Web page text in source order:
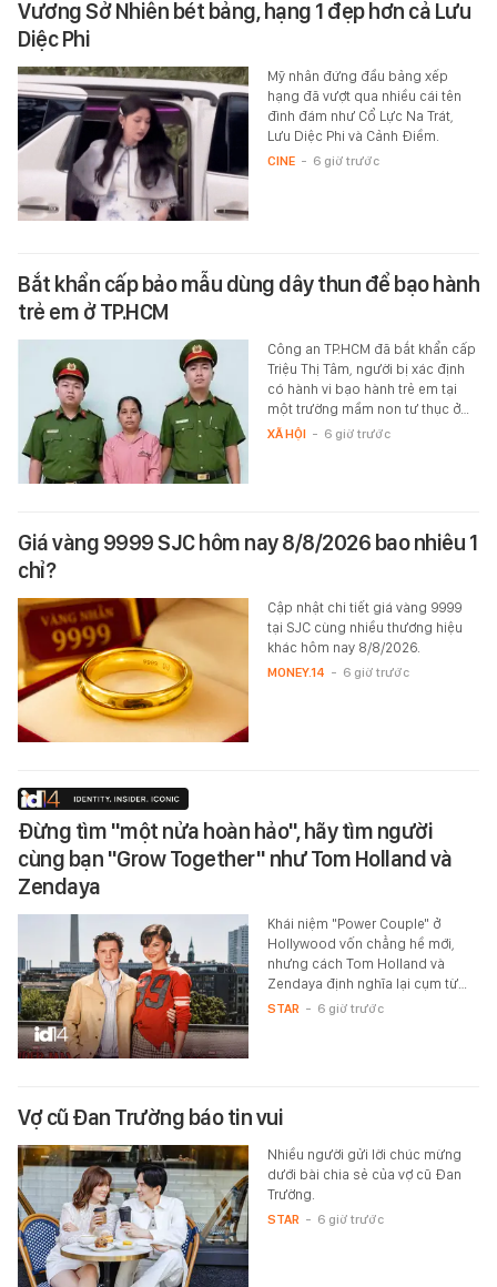
Vương Sở Nhiên bét bảng, hạng 1 đẹp hơn cả Lưu
Diệc Phi
Mỹ nhân đứng đầu bảng xếp
hạng đã vượt qua nhiều cái tên
đình đám như Cổ Lực Na Trát,
Lưu Diệc Phi và Cảnh Điềm.
CINE - 6 giờ trước
Bắt khẩn cấp bảo mẫu dùng dây thun để bạo hành
trẻ em ở TP.HCM
Công an TP.HCM đã bắt khẩn cấp
Triệu Thị Tâm, người bị xác định
có hành vi bạo hành trẻ em tại
một trường mầm non tư thục ở…
XÃ HỘI - 6 giờ trước
Giá vàng 9999 SJC hôm nay 8/8/2026 bao nhiêu 1
chỉ?
Cập nhật chi tiết giá vàng 9999
tại SJC cùng nhiều thương hiệu
khác hôm nay 8/8/2026.
MONEY.14 - 6 giờ trước
Đừng tìm "một nửa hoàn hảo", hãy tìm người
cùng bạn "Grow Together" như Tom Holland và
Zendaya
Khái niệm "Power Couple" ở
Hollywood vốn chẳng hề mới,
nhưng cách Tom Holland và
Zendaya định nghĩa lại cụm từ…
STAR - 6 giờ trước
Vợ cũ Đan Trường báo tin vui
Nhiều người gửi lời chúc mừng
dưới bài chia sẻ của vợ cũ Đan
Trường.
STAR - 6 giờ trước